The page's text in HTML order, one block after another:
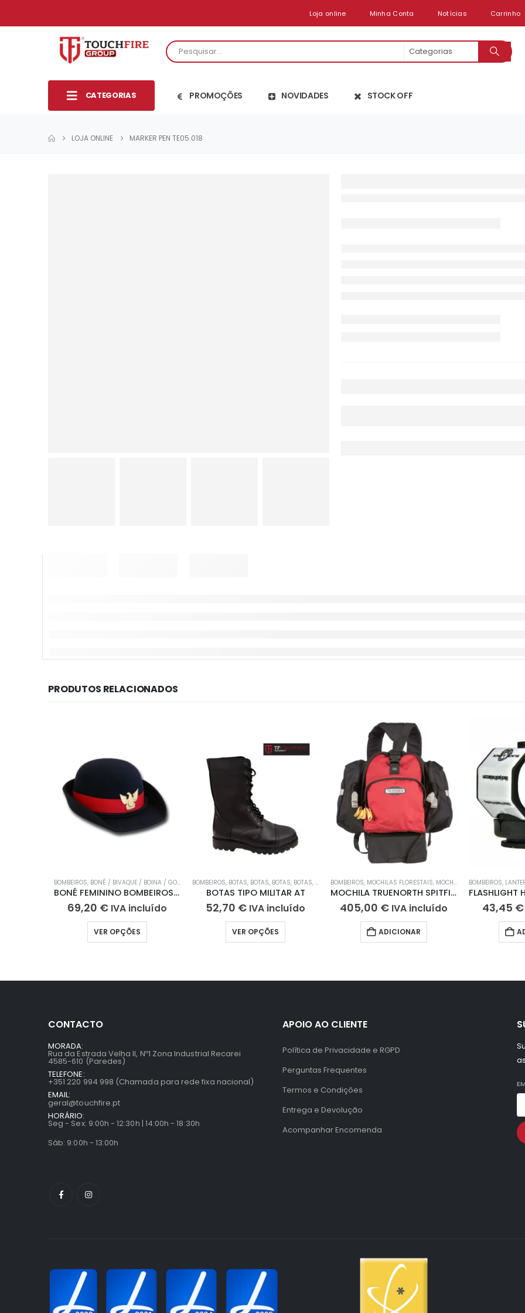
Loja online Minha Conta Notícias Carrinho
CATEGORIAS PROMOÇÕES NOVIDADES STOCK OFF
LOJA ONLINE MARKER PEN TE05.018
PRODUTOS RELACIONADOS
BOMBEIROS, BONÉ / BIVAQUE / BOINA / GORRO FARDA DE GALA
BONÉ FEMININO BOMBEIROS DE 1ª CLASSE
69,20 € IVA incluído
VER OPÇÕES
BOMBEIROS, BOTAS, BOTAS, BOTAS, BOTAS, BOTAS,BOTAS,BOTAS,BOTAS DE TRABALHO
BOTAS TIPO MILITAR AT
52,70 € IVA incluído
VER OPÇÕES
BOMBEIROS, MOCHILAS FLORESTAIS, MOCHILAS FLORESTAIS
MOCHILA TRUENORTH SPITFIRE
405,00 € IVA incluído
ADICIONAR
BOMBEIROS,
43,45 €
CONTACTO
MORADA:
Rua da Estrada Velha II, Nº1 Zona Industrial Recarei
4585-610 (Paredes)
TELEFONE:
+351 220 994 998 (Chamada para rede fixa nacional)
EMAIL:
geral@touchfire.pt
HORÁRIO:
Seg - Sex: 9:00h - 12:30h | 14:00h - 18:30h
Sáb: 9:00h - 13:00h
APOIO AO CLIENTE
Política de Privacidade e RGPD
Perguntas Frequentes
Termos e Condições
Entrega e Devolução
Acompanhar Encomenda